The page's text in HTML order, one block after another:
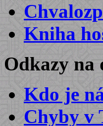
Kniha
Odkazy na
Kdo je
Chyby v